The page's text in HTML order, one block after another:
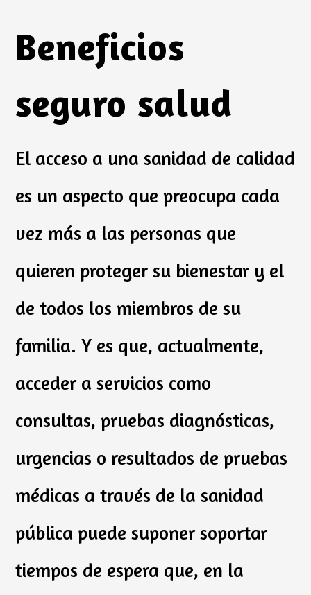
Beneficios
seguro salud
El acceso a una sanidad de calidad
es un aspecto que preocupa cada
vez más a las personas que
quieren proteger su bienestar y el
de todos los miembros de su
familia. Y es que, actualmente,
acceder a servicios como
consultas, pruebas diagnósticas,
urgencias o resultados de pruebas
médicas a través de la sanidad
pública puede suponer soportar
tiempos de espera que, en la